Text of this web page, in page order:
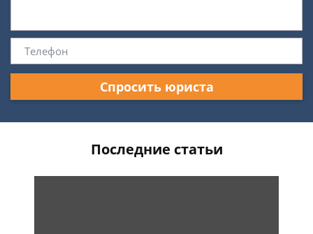
Спросить юриста
Последние статьи